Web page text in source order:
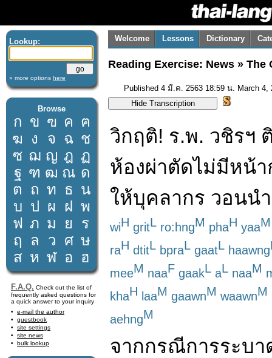
Lookup:
» more options here
Browse
ก ข ฃ ค ฅ
ฆ ง จ ฉ ช
ซ ฌ ญ ฎ ฏ
ฐ ฑ ฒ ณ ด
ต ถ ท ธ น
บ ป ผ ฝ พ
ฟ ภ ม ย
ร
ฤ
ล ว ศ ษ
ส ห ฬ อ ฮ
F.A.Q. Check out the list of
frequently asked questions for
a quick answer to your inquiry
e-mail the author
guestbook
site settings
site news
bulk lookup
Welcome Lessons Dictionary
Reading Exercise: News »
Published 4 มี.ค. 2563 18:59 น. March 4,
วิกฤติ! ร.พ. วชิรฯ
ห้องผ่าตัดไม่มีหน้า
ให้บุคลากร วอนน
wiH gritL ro:hngM phaH yaaM
raH dtitL bpraL gaatL haawng
meeM naaF gaakL aL naaM
khaH laaM gaawnM waawnM
aehngM
จากกรณีการระบา